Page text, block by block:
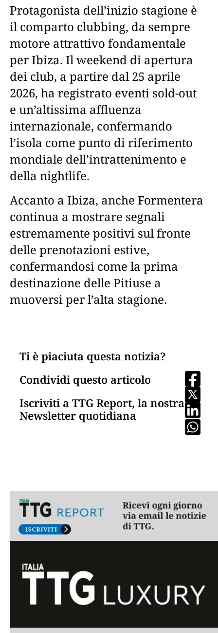
Protagonista dell’inizio stagione è
il comparto clubbing, da sempre
motore attrattivo fondamentale
per Ibiza. Il weekend di apertura
dei club, a partire dal 25 aprile
2026, ha registrato eventi sold-out
e un’altissima affluenza
internazionale, confermando
l’isola come punto di riferimento
mondiale dell’intrattenimento e
della nightlife.
Accanto a Ibiza, anche Formentera
continua a mostrare segnali
estremamente positivi sul fronte
delle prenotazioni estive,
confermandosi come la prima
destinazione delle Pitiuse a
muoversi per l’alta stagione.
Ti è piaciuta questa notizia?
Condividi questo articolo
Iscriviti a TTG Report, la nostra
Newsletter quotidiana